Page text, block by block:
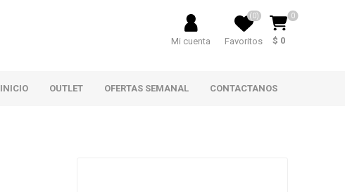
Mi cuenta Favoritos
(0) 0
$ 0
INICIO OUTLET OFERTAS SEMANAL CONTACTANOS